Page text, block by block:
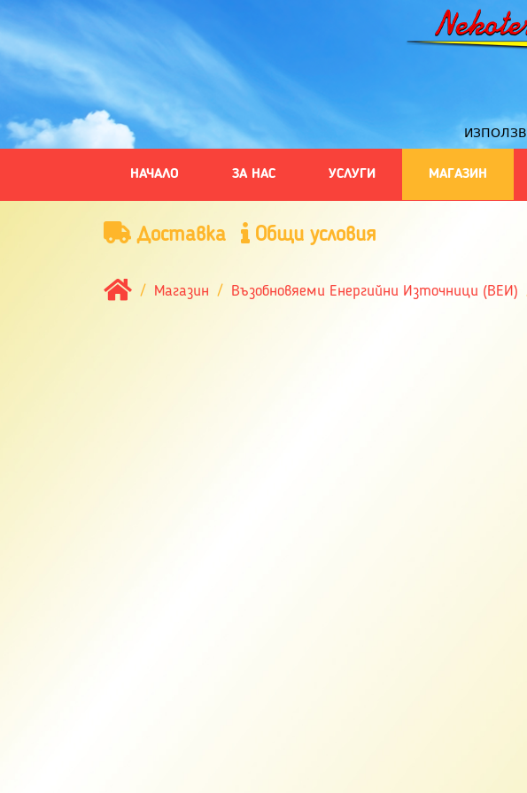
НАЧАЛО ЗА НАС УСЛУГИ МАГАЗИН
Доставка Общи условия
Магазин Възобновяеми Енергийни Източници (ВЕИ)